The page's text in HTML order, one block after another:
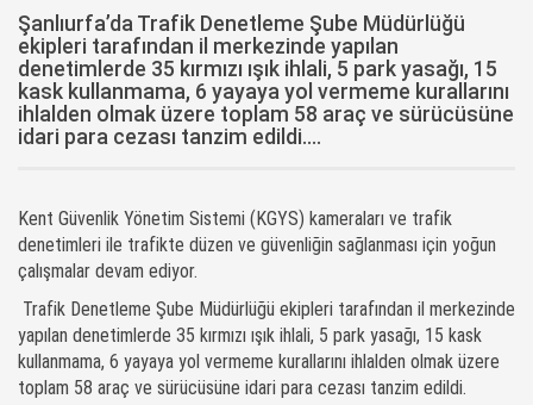
Şanlıurfa’da Trafik Denetleme Şube Müdürlüğü
ekipleri tarafından il merkezinde yapılan
denetimlerde 35 kırmızı ışık ihlali, 5 park yasağı, 15
kask kullanmama, 6 yayaya yol vermeme kurallarını
ihlalden olmak üzere toplam 58 araç ve sürücüsüne
idari para cezası tanzim edildi....
Kent Güvenlik Yönetim Sistemi (KGYS) kameraları ve trafik
denetimleri ile trafikte düzen ve güvenliğin sağlanması için yoğun
çalışmalar devam ediyor.
Trafik Denetleme Şube Müdürlüğü ekipleri tarafından il merkezinde
yapılan denetimlerde 35 kırmızı ışık ihlali, 5 park yasağı, 15 kask
kullanmama, 6 yayaya yol vermeme kurallarını ihlalden olmak üzere
toplam 58 araç ve sürücüsüne idari para cezası tanzim edildi.